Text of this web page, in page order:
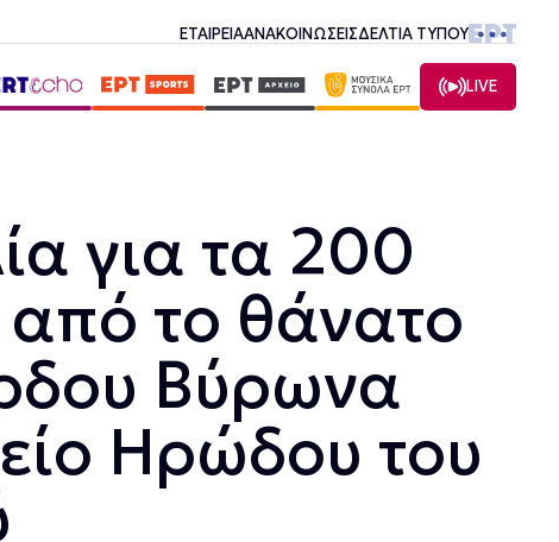
ΕΤΑΙΡΕΙΑΑΝΑΚΟΙΝΩΣΕΙΣΔΕΛΤΙΑ ΤΥΠΟΥ
LIVE
για τα 200
το θάνατο
Βύρωνα
Ηρώδου του